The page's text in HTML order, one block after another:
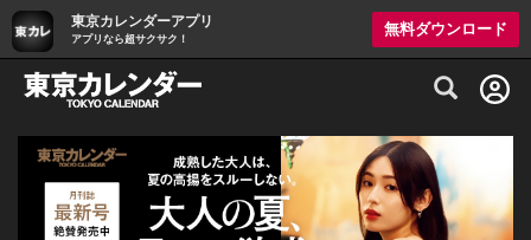
東京カレンダーアプリ
アプリなら超サクサク！
無料ダウンロード
グルメ情報・プレミアムレストラン予約